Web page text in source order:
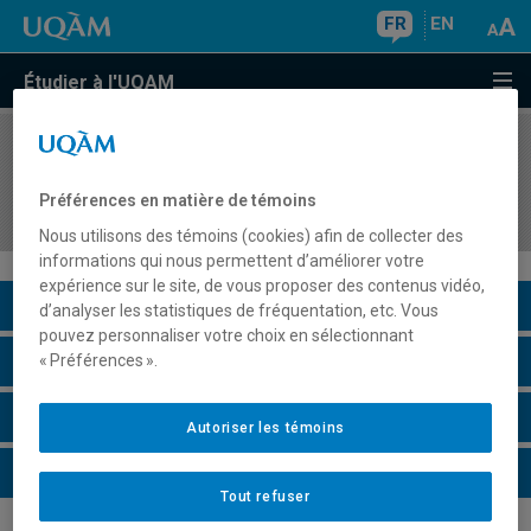
FR EN
Étudier à l'UQAM
COURS//
l'éducation au Québec
Description du cours
Horaire - Été 2026
Horaire - Automne 2026
Horaire - Hiver 2027
Préférences en matière de témoins
Nous utilisons des témoins (cookies) afin de collecter des
informations qui nous permettent d’améliorer votre
expérience sur le site, de vous proposer des contenus vidéo,
d’analyser les statistiques de fréquentation, etc. Vous
pouvez personnaliser votre choix en sélectionnant
« Préférences ».
Tout refuser
Autoriser les témoins